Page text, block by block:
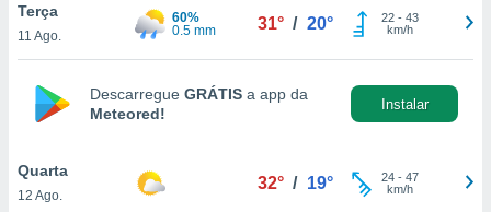
a
Terça
11 Ago.
60%
0.5 mm
31° / 20° 22- 43
km/h
Descarregue GRÁTIS a app da
Meteored!
Instalar
Quarta
12 Ago.
32° / 19° 24- 47
km/h